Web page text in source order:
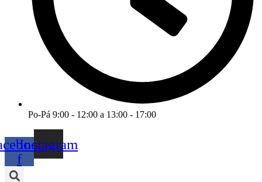
Po-Pá 9:00 - 12:00 a 13:00 - 17:00
f
Instagram